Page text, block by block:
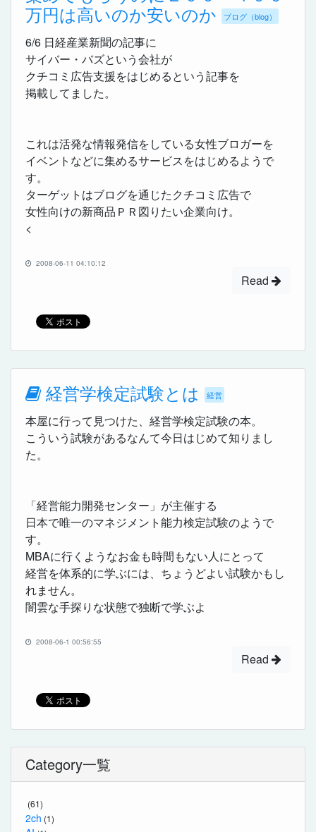
万円は高いのか安いのか
ブログ（blog）
6/6 日経産業新聞の記事に
サイバー・バズという会社が
クチコミ広告支援をはじめるという記事を
掲載してました。
これは活発な情報発信をしている女性ブロガーを
イベントなどに集めるサービスをはじめるようで
す。
ターゲットはブログを通じたクチコミ広告で
女性向けの新商品ＰＲ図りたい企業向け。
<
2008-06-11 04:10:12
Read
経営学検定試験とは 経営
本屋に行って見つけた、経営学検定試験の本。
こういう試験があるなんて今日はじめて知りまし
た。
「経営能力開発センター」が主催する
日本で唯一のマネジメント能力検定試験のようで
す。
MBAに行くようなお金も時間もない人にとって
経営を体系的に学ぶには、ちょうどよい試験かもし
れません。
闇雲な手探りな状態で独断で学ぶよ
2008-06-1 00:56:55
Read
Category一覧
(61)
2ch (1)